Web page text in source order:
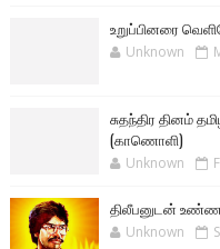
உறுப்பினரை
Unknown
சுதந்திர தினம்
(காணொளி)
Unknown
திலீபனுடன்
Unknown